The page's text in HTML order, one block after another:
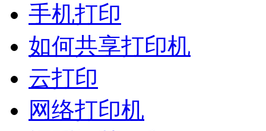
手机打印
如何共享打印机
云打印
网络打印机